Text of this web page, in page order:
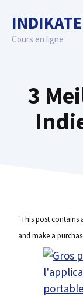
content
Cours en ligne
3
"This post contains
and make a